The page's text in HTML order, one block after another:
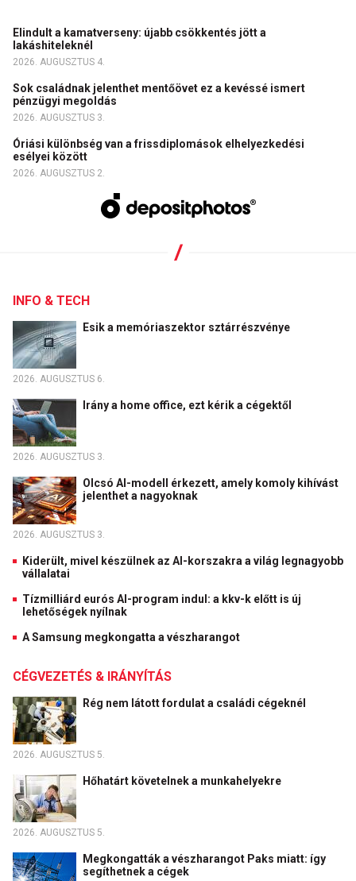
Elindult a kamatverseny: újabb csökkentés jött a
lakáshiteleknél
2026. AUGUSZTUS 4.
Sok családnak jelenthet mentőövet ez a kevéssé ismert
pénzügyi megoldás
2026. AUGUSZTUS 3.
Óriási különbség van a frissdiplomások elhelyezkedési
esélyei között
2026. AUGUSZTUS 2.
INFO & TECH
Esik a memóriaszektor sztárrészvénye
2026. AUGUSZTUS 6.
Irány a home office, ezt kérik a cégektől
2026. AUGUSZTUS 3.
Olcsó AI-modell érkezett, amely komoly kihívást
jelenthet a nagyoknak
2026. AUGUSZTUS 3.
Kiderült, mivel készülnek az AI-korszakra a világ legnagyobb
vállalatai
Tízmilliárd eurós AI-program indul: a kkv-k előtt is új
lehetőségek nyílnak
A Samsung megkongatta a vészharangot
CÉGVEZETÉS & IRÁNYÍTÁS
Rég nem látott fordulat a családi cégeknél
2026. AUGUSZTUS 5.
Hőhatárt követelnek a munkahelyekre
2026. AUGUSZTUS 5.
Megkongatták a vészharangot Paks miatt: így
segíthetnek a cégek